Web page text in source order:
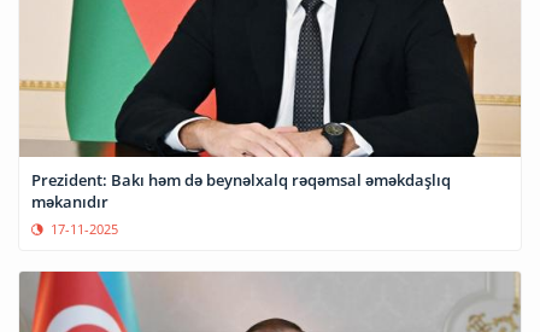
Prezident: Bakı həm də beynəlxalq rəqəmsal əməkdaşlıq
məkanıdır
17-11-2025